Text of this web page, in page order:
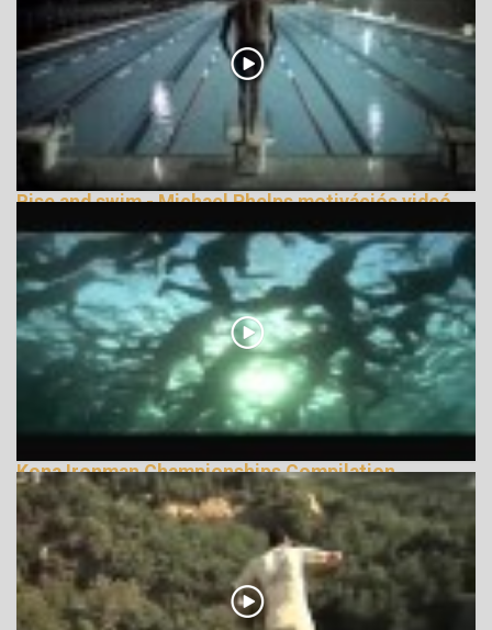
Rise and swim - Michael Phelps motivációs videó
138495 Nézetek
Kona Ironman Championships Compilation,
Immediate Music
138669 Nézetek